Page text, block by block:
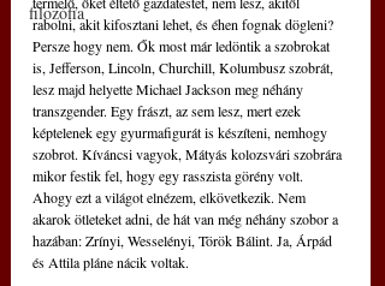
filozófia
rabolni, akit kifosztani lehet, és éhen fognak dögleni?
Persze hogy nem. Ők most már ledöntik a szobrokat
is, Jefferson, Lincoln, Churchill, Kolumbusz szobrát,
lesz majd helyette Michael Jackson meg néhány
transzgender. Egy frászt, az sem lesz, mert ezek
képtelenek egy gyurmafigurát is készíteni, nemhogy
szobrot. Kíváncsi vagyok, Mátyás kolozsvári szobrára
mikor festik fel, hogy egy rasszista görény volt.
Ahogy ezt a világot elnézem, elkövetkezik. Nem
akarok ötleteket adni, de hát van még néhány szobor a
hazában: Zrínyi, Wesselényi, Török Bálint. Ja, Árpád
és Attila pláne nácik voltak.